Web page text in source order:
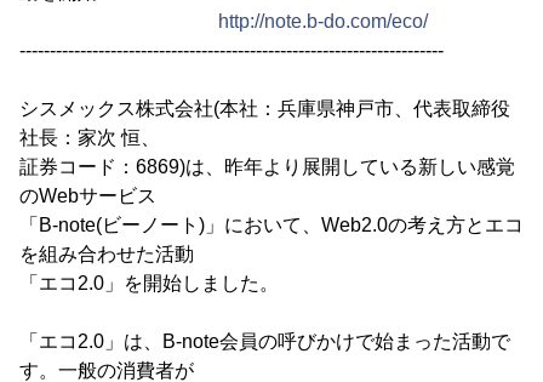
http://note.b-do.com/eco/
----------------------------------------------------------------------
シスメックス株式会社(本社：兵庫県神戸市、代表取締役
社長：家次 恒、
証券コード：6869)は、昨年より展開している新しい感覚
のWebサービス
「B-note(ビーノート)」において、Web2.0の考え方とエコ
を組み合わせた活動
「エコ2.0」を開始しました。
「エコ2.0」は、B-note会員の呼びかけで始まった活動で
す。一般の消費者が